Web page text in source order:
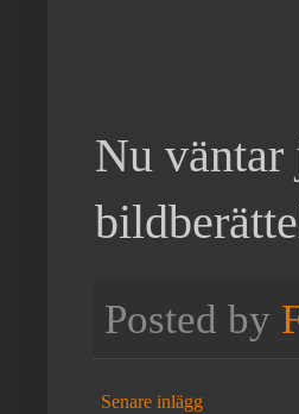
Nu väntar
Posted by
Senare inlägg